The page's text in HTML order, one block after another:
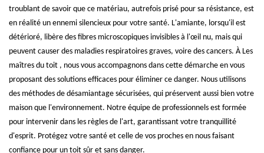
troublant de savoir que ce matériau, autrefois prisé pour sa résistance, est
en réalité un ennemi silencieux pour votre santé. L'amiante, lorsqu'il est
détérioré, libère des fibres microscopiques invisibles à l'œil nu, mais qui
peuvent causer des maladies respiratoires graves, voire des cancers. À Les
maîtres du toit , nous vous accompagnons dans cette démarche en vous
proposant des solutions efficaces pour éliminer ce danger. Nous utilisons
des méthodes de désamiantage sécurisées, qui préservent aussi bien votre
maison que l'environnement. Notre équipe de professionnels est formée
pour intervenir dans les règles de l'art, garantissant votre tranquillité
d'esprit. Protégez votre santé et celle de vos proches en nous faisant
confiance pour un toit sûr et sans danger.